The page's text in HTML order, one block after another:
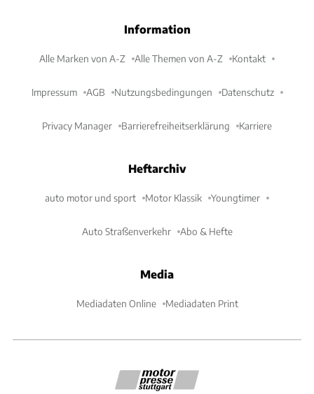
Information
Alle Marken von A-Z Alle Themen von A-Z Kontakt
Impressum AGB Nutzungsbedingungen Datenschutz
Privacy Manager Barrierefreiheitserklärung Karriere
Heftarchiv
auto motor und sport Motor Klassik Youngtimer
Auto Straßenverkehr Abo & Hefte
Media
Mediadaten Online Mediadaten Print